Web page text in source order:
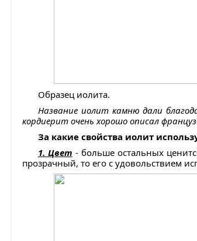
Образец иолита.
Название иолит камню дали
кордиерит очень хорошо описал
За какие свойства иолит
1. Цвет - больше остальных
прозрачный, то его с удовольствием